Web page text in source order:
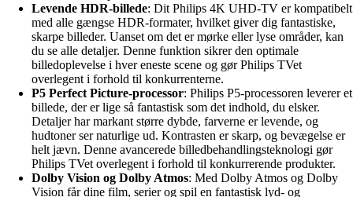
Levende HDR-billede: Dit Philips 4K UHD-TV er kompatibelt
med alle gængse HDR-formater, hvilket giver dig fantastiske,
skarpe billeder. Uanset om det er mørke eller lyse områder, kan
du se alle detaljer. Denne funktion sikrer den optimale
billedoplevelse i hver eneste scene og gør Philips TVet
overlegent i forhold til konkurrenterne.
P5 Perfect Picture-processor: Philips P5-processoren leverer et
billede, der er lige så fantastisk som det indhold, du elsker.
Detaljer har markant større dybde, farverne er levende, og
hudtoner ser naturlige ud. Kontrasten er skarp, og bevægelse er
helt jævn. Denne avancerede billedbehandlingsteknologi gør
Philips TVet overlegent i forhold til konkurrerende produkter.
Dolby Vision og Dolby Atmos: Med Dolby Atmos og Dolby
Vision får dine film, serier og spil en fantastisk lyd- og